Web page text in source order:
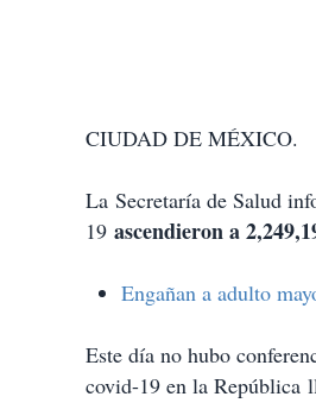
CIUDAD DE MÉXICO.
La Secretaría de Salud
19 ascendieron a
Engañan a adulto
Este día no hubo
covid-19 en la República